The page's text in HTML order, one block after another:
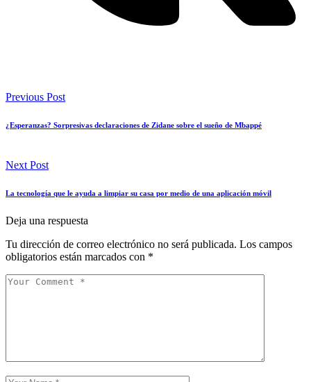
Previous Post
¿Esperanzas? Sorpresivas declaraciones de Zidane sobre el sueño de Mbappé
Next Post
La tecnología que le ayuda a limpiar su casa por medio de una aplicación móvil
Deja una respuesta
Tu dirección de correo electrónico no será publicada. Los campos
obligatorios están marcados con *